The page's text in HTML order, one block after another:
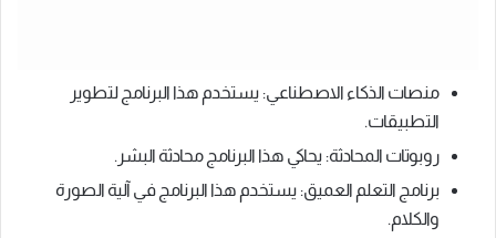
منصات الذكاء الاصطناعي: يستخدم هذا البرنامج لتطوير
التطبيقات.
روبوتات المحادثة: يحاكي هذا البرنامج محادثة البشر.
برنامج التعلم العميق: يستخدم هذا البرنامج في آلية الصورة
والكلام.